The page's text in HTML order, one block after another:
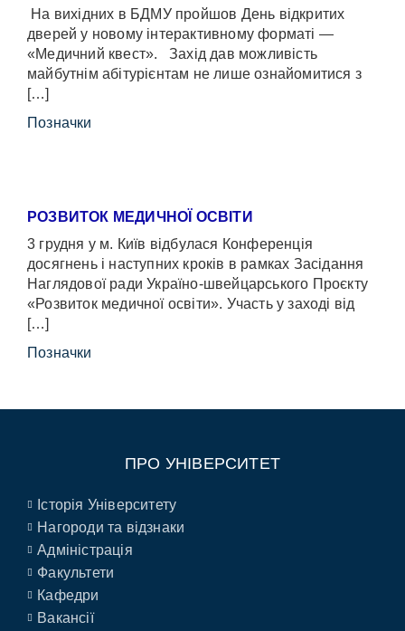
На вихідних в БДМУ пройшов День відкритих
дверей у новому інтерактивному форматі —
«Медичний квест». Захід дав можливість
майбутнім абітурієнтам не лише ознайомитися з
[…]
Позначки
РОЗВИТОК МЕДИЧНОЇ ОСВІТИ
3 грудня у м. Київ відбулася Конференція
досягнень і наступних кроків в рамках Засідання
Наглядової ради Україно-швейцарського Проєкту
«Розвиток медичної освіти». Участь у заході від
[…]
Позначки
ПРО УНІВЕРСИТЕТ
Історія Університету
Нагороди та відзнаки
Адміністрація
Факультети
Кафедри
Вакансії